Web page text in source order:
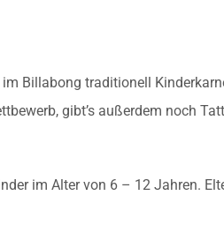
Billabong traditionell
gibt’s außerdem noch
im Alter von 6 – 12 Jahren.